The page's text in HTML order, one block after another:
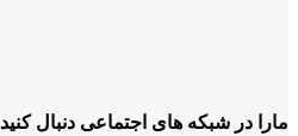
مارا در شبکه های اجتماعی دنبال کنید